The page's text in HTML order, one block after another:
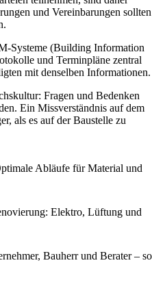
und Vereinbarungen sollten
Systeme (Building Information
und Terminpläne zentral
mit denselben Informationen.
Fragen und Bedenken
Ein Missverständnis auf dem
als es auf der Baustelle zu
Abläufe für Material und
Elektro, Lüftung und
Bauherr und Berater – so